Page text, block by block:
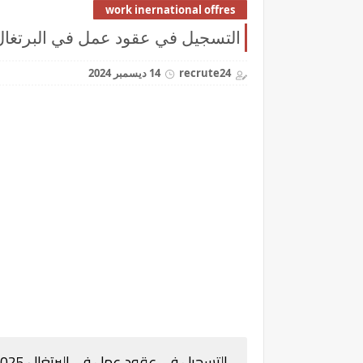
work inernational offres
التسجيل في عقود عمل في البرتغال
recrute24 14 ديسمبر 2024